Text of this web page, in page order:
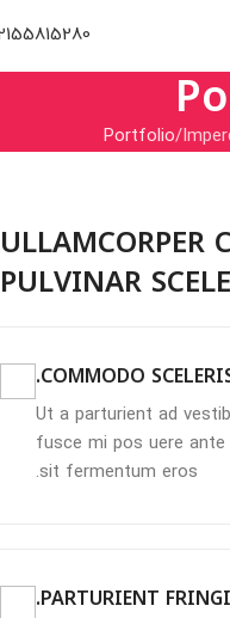
Portfolio
ULLAMCORPER
PULVINAR
COMMODO
Ut a parturient ad
fusce mi pos uere
sit fermentum eros.
PARTURIENT